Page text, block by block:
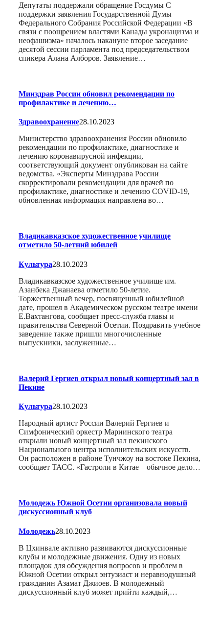
Депутаты поддержали обращение Госдумы С
поддержки заявления Государственной Думы
Федерального Собрания Российской Федерации «В
связи с поощрением властями Канады укронацизма и
неофашизма» началось накануне второе заседание
десятой сессии парламента под председательством
спикера Алана Алборов. Заявление…
Минздрав России обновил рекомендации по
профилактике и лечению…
Здравоохранение28.10.2023
Министерство здравоохранения России обновило
рекомендации по профилактике, диагностике и
лечению коронавирусной инфекции,
соответствующий документ опубликован на сайте
ведомства. «Эксперты Минздрава России
скорректировали рекомендации для врачей по
профилактике, диагностике и лечению COVID-19,
обновленная информация направлена во…
Владикавказское художественное училище
отметило 50-летний юбилей
Культура28.10.2023
Владикавказское художественное училище им.
Азанбека Джанаева отметило 50-летие.
Торжественный вечер, посвященный юбилейной
дате, прошел в Академическом русском театре имени
Е.Вахтангова, сообщает пресс-служба главы и
правительства Северной Осетии. Поздравить учебное
заведение также пришли многочисленные
выпускники, заслуженные…
Валерий Гергиев открыл новый концертный зал в
Пекине
Культура28.10.2023
Народный артист России Валерий Гергиев и
Симфонический оркестр Мариинского театра
открыли новый концертный зал пекинского
Национального центра исполнительских искусств.
Он расположен в районе Тунчжоу на востоке Пекина,
сообщает ТАСС. «Гастроли в Китае – обычное дело…
Молодежь Южной Осетии организовала новый
дискуссионный клуб
Молодежь28.10.2023
В Цхинвале активно развиваются дискуссионные
клубы и молодежные движения. Одну из новых
площадок для обсуждения вопросов и проблем в
Южной Осетии открыл энтузиаст и неравнодушный
гражданин Азамат Джиоев. В молодежный
дискуссионный клуб может прийти каждый,…